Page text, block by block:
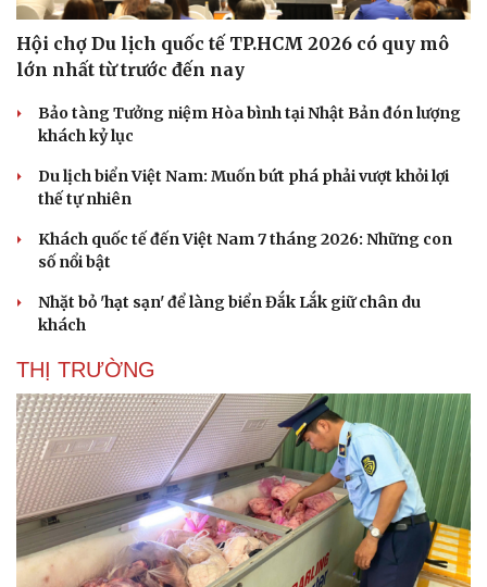
Du lịch
Tư vấn
Săn Tour
Podcast
Câu chuyện thời sự
Đọc truyện đêm khuya
Hội chợ Du lịch quốc tế TP.HCM 2026 có quy mô
lớn nhất từ trước đến nay
Bảo tàng Tưởng niệm Hòa bình tại Nhật Bản đón lượng
khách kỷ lục
Du lịch biển Việt Nam: Muốn bứt phá phải vượt khỏi lợi
thế tự nhiên
Khách quốc tế đến Việt Nam 7 tháng 2026: Những con
số nổi bật
Nhặt bỏ 'hạt sạn' để làng biển Đắk Lắk giữ chân du
khách
THỊ TRƯỜNG